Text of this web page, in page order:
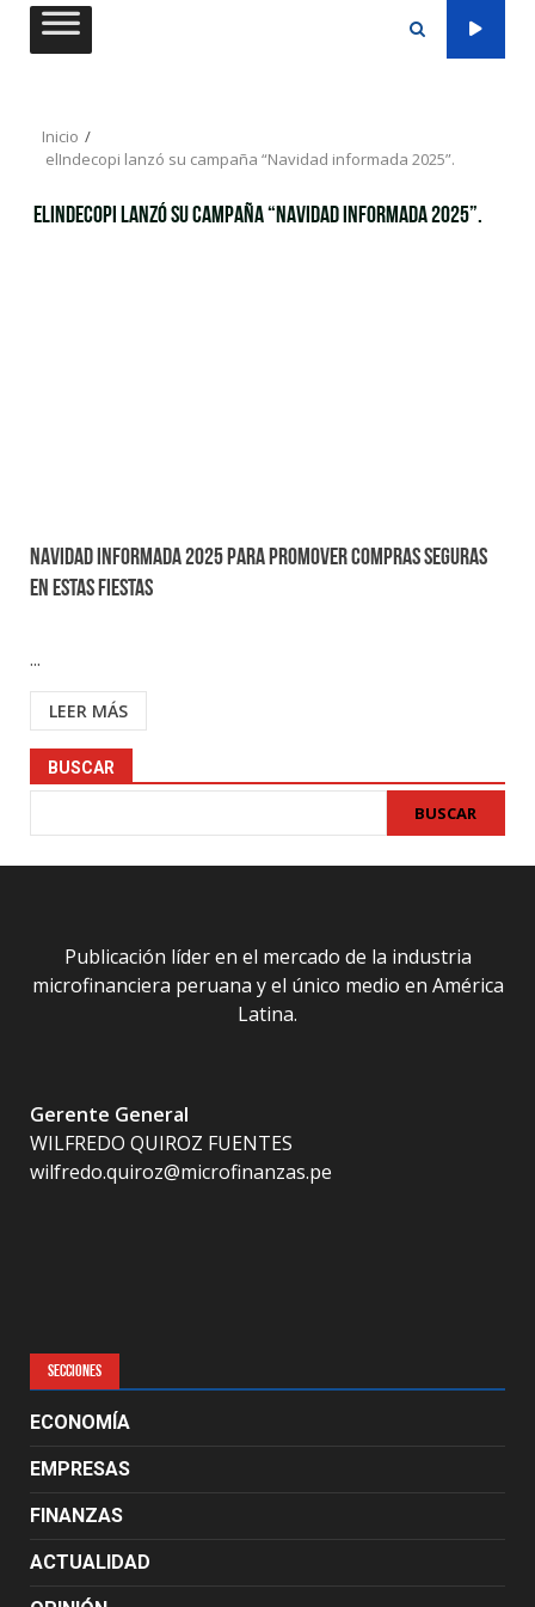
Saltar
Inicio
elIndecopi lanzó su campaña “Navidad informada 2025”.
elIndecopi lanzó su campaña “Navidad informada 2025”.
NAVIDAD INFORMADA 2025 PARA PROMOVER COMPRAS SEGURAS
EN ESTAS FIESTAS
...
LEER MÁS
BUSCAR
BUSCAR
Publicación líder en el mercado de la industria
microfinanciera peruana y el único medio en América
Latina.
Gerente General
WILFREDO QUIROZ FUENTES
wilfredo.quiroz@microfinanzas.pe
SECCIONES
ECONOMÍA
EMPRESAS
FINANZAS
ACTUALIDAD